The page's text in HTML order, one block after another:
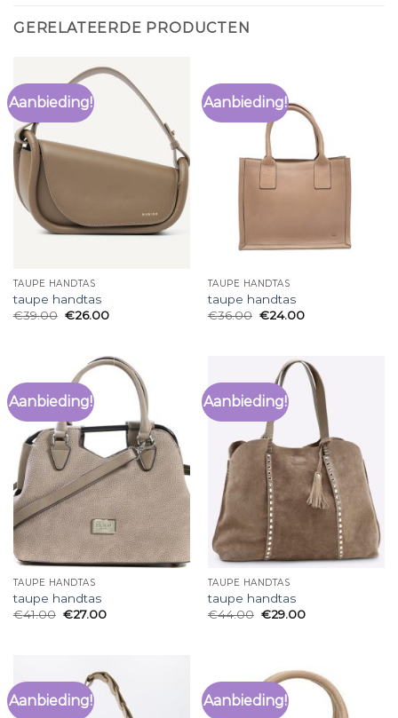
GERELATEERDE PRODUCTEN
Aanbieding!
TAUPE HANDTAS
taupe handtas
€39.00 €26.00
Aanbieding!
TAUPE HANDTAS
taupe handtas
€36.00 €24.00
Aanbieding!
TAUPE HANDTAS
taupe handtas
€41.00 €27.00
Aanbieding!
TAUPE HANDTAS
taupe handtas
€44.00 €29.00
Aanbieding! Aanbieding!